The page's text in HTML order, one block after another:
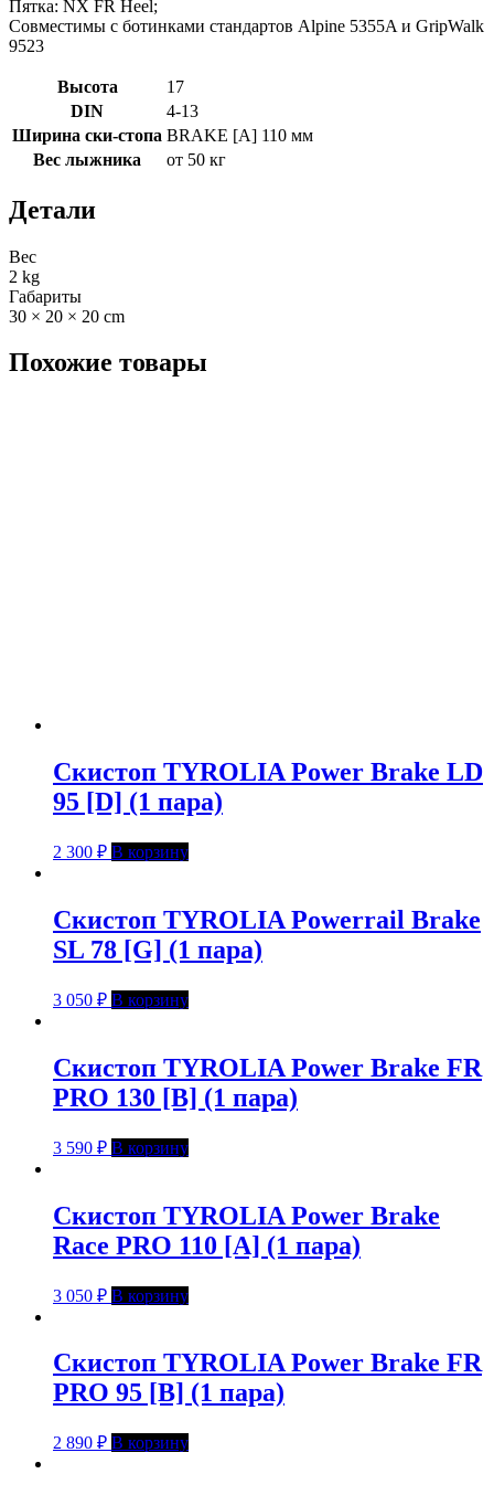
Пятка: NX FR Heel;
Совместимы с ботинками стандартов Alpine 5355A и GripWalk
9523
Высота
17
DIN
4-13
Ширина ски-стопа BRAKE [A] 110 мм
Вес лыжника
от 50 кг
Детали
Вес
2 kg
Габариты
30 × 20 × 20 cm
Похожие товары
Скистоп TYROLIA Power Brake LD
95 [D] (1 пара)
2 300 ₽ В корзину
Скистоп TYROLIA Powerrail Brake
SL 78 [G] (1 пара)
3 050 ₽ В корзину
Скистоп TYROLIA Power Brake FR
PRO 130 [B] (1 пара)
3 590 ₽ В корзину
Скистоп TYROLIA Power Brake
Race PRO 110 [A] (1 пара)
3 050 ₽ В корзину
Скистоп TYROLIA Power Brake FR
PRO 95 [B] (1 пара)
2 890 ₽ В корзину